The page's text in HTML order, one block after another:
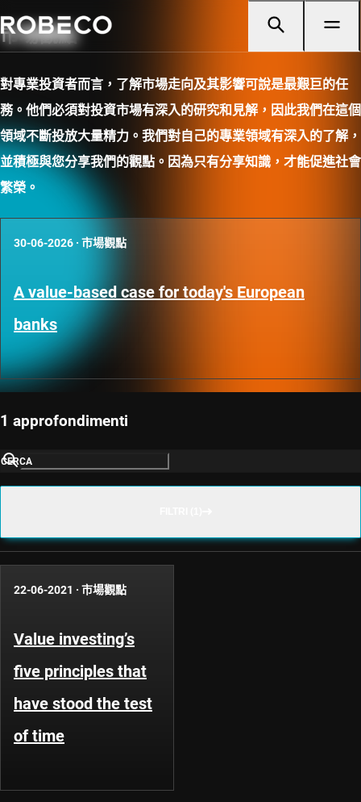
市場觀點
對專業投資者而言，了解市場走向及其影響可說是最艱巨的任
務。他們必須對投資市場有深入的研究和見解，因此我們在這個
領域不斷投放大量精力。我們對自己的專業領域有深入的了解，
並積極與您分享我們的觀點。因為只有分享知識，才能促進社會
繁榮。
30-06-2026 · 市場觀點
A value-based case for today's European
banks
1 approfondimenti
CERCA
22-06-2021 · 市場觀點
Value investing’s
five principles that
have stood the test
of time